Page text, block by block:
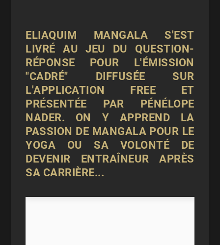
ELIAQUIM MANGALA S'EST
LIVRÉ AU JEU DU QUESTION-
RÉPONSE POUR L'ÉMISSION
"CADRÉ" DIFFUSÉE SUR
L'APPLICATION FREE ET
PRÉSENTÉE PAR PÉNÉLOPE
NADER. ON Y APPREND LA
PASSION DE MANGALA POUR LE
YOGA OU SA VOLONTÉ DE
DEVENIR ENTRAÎNEUR APRÈS
SA CARRIÈRE...